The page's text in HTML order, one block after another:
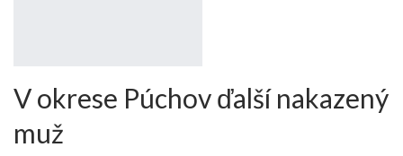
V okrese Púchov ďalší nakazený
muž